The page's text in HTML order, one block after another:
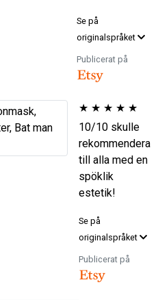
Se på
originalspråket
Publicerat på
★ ★ ★ ★ ★
10/10 skulle
rekommendera
till alla med en
spöklik
estetik!
Se på
originalspråket
Publicerat på